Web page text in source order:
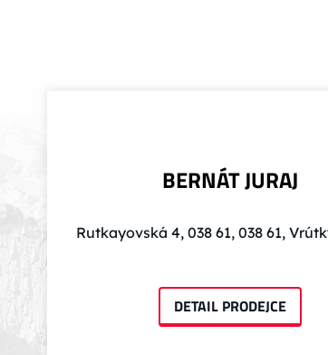
BERNÁT JURAJ
Rutkayovská 4, 038 61, 038 61,
DETAIL PRODEJCE